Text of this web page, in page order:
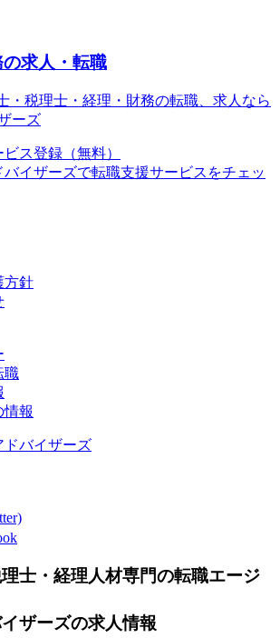
求人・転職
ス登録（無料）
バイザーズで転職支援サービスをチェッ
方針
職
情報
士・経理人材専門の転職エージ
ザーズの求人情報